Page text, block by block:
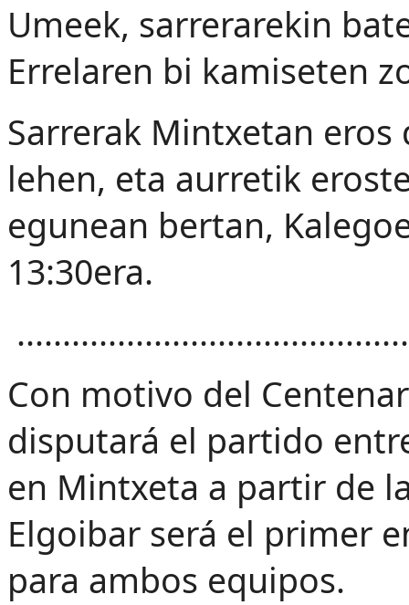
Umeek, sarrerarekin
Errelaren bi kamiseten
Sarrerak Mintxetan
lehen, eta aurretik
egunean bertan,
13:30era.
Con motivo del
disputará el partido
en Mintxeta a partir de
Elgoibar será el primer
para ambos equipos.